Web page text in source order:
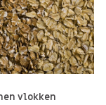
vlokken